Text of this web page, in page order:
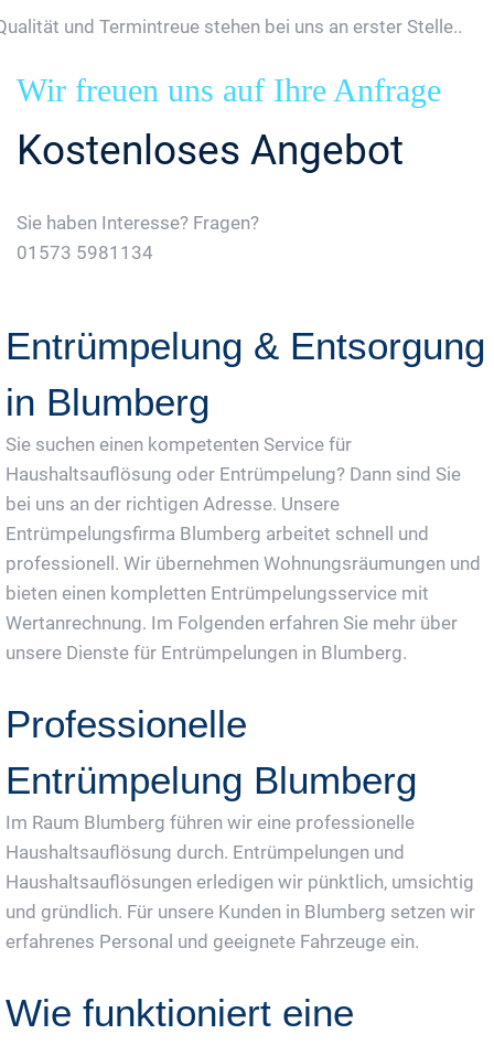
und Termintreue stehen bei uns an erster Stelle..
Wir freuen uns auf Ihre Anfrage
Kostenloses Angebot
Sie haben Interesse? Fragen?
01573 5981134
Entrümpelung & Entsorgung
in Blumberg
Sie suchen einen kompetenten Service für
Haushaltsauflösung oder Entrümpelung? Dann sind Sie
bei uns an der richtigen Adresse. Unsere
Entrümpelungsfirma Blumberg arbeitet schnell und
professionell. Wir übernehmen Wohnungsräumungen und
bieten einen kompletten Entrümpelungsservice mit
Wertanrechnung. Im Folgenden erfahren Sie mehr über
unsere Dienste für Entrümpelungen in Blumberg.
Professionelle
Entrümpelung Blumberg
Im Raum Blumberg führen wir eine professionelle
Haushaltsauflösung durch. Entrümpelungen und
Haushaltsauflösungen erledigen wir pünktlich, umsichtig
und gründlich. Für unsere Kunden in Blumberg setzen wir
erfahrenes Personal und geeignete Fahrzeuge ein.
Wie funktioniert eine